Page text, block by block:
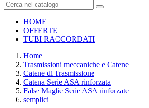
HOME
OFFERTE
TUBI RACCORDATI
Home
Trasmissioni meccaniche e Catene
Catene di Trasmissione
Catena Serie ASA rinforzata
False Maglie Serie ASA rinforzate
semplici